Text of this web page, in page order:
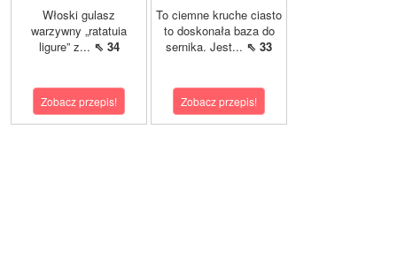
Włoski gulasz
warzywny „ratatuia
ligure” z... ⇖ 34
Zobacz przepis!
To ciemne kruche ciasto
to doskonała baza do
sernika. Jest... ⇖ 33
Zobacz przepis!